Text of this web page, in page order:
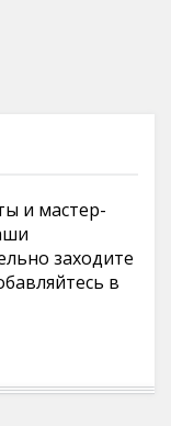
и мастер-
заходите
в